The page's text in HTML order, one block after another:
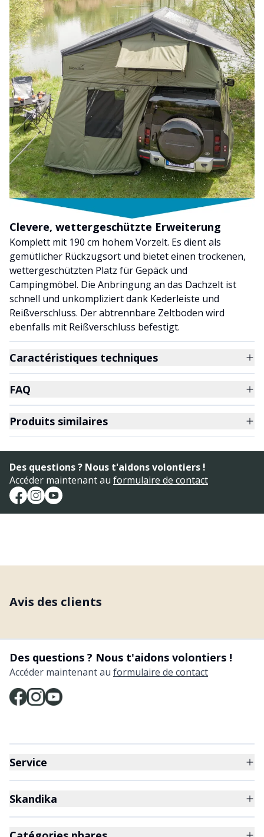
Clevere, wettergeschützte Erweiterung
Komplett mit 190 cm hohem Vorzelt. Es dient als
gemütlicher Rückzugsort und bietet einen trockenen,
wettergeschützten Platz für Gepäck und
Campingmöbel. Die Anbringung an das Dachzelt ist
schnell und unkompliziert dank Kederleiste und
Reißverschluss. Der abtrennbare Zeltboden wird
ebenfalls mit Reißverschluss befestigt.
Caractéristiques techniques
FAQ
Produits similaires
Des questions ? Nous t'aidons volontiers !
Accéder maintenant au formulaire de contact
Avis des clients
Des questions ? Nous t'aidons volontiers !
Accéder maintenant au formulaire de contact
Service
Skandika